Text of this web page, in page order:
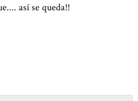
así se queda!!